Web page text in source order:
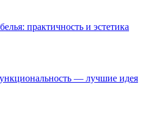
практичность и эстетика
— лучшие идея